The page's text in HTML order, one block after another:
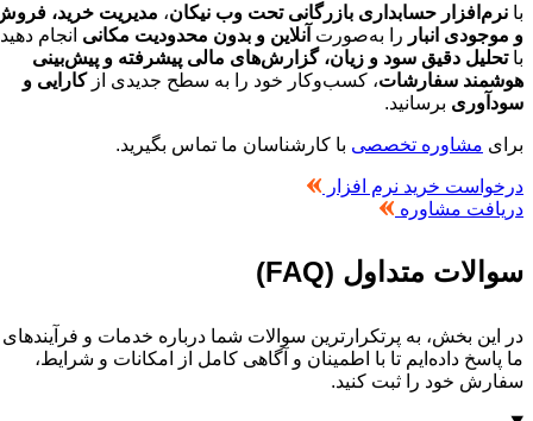
بانرم‌افزار حسابداری بازرگانی تحت وب نیکان،مدیریت خرید، فروش
و موجودی انباررا به‌صورتآنلاین و بدون محدودیت مکانی انجام دهید.
باتحلیل دقیق سود و زیان، گزارش‌های مالی پیشرفته و پیش‌بینی
هوشمند سفارشات، کسب‌وکار خود را به سطح جدیدی از کارایی و
سودآوریبرسانید.
برایمشاوره تخصصی با کارشناسان ما تماس بگیرید.
درخواست خرید نرم افزار
دریافت مشاوره
سوالات متداول (FAQ)
در این بخش، به پرتکرارترین سوالات شما درباره خدمات و فرآیندهای
ما پاسخ داده‌ایم تا با اطمینان و آگاهی کامل از امکانات و شرایط،
سفارش خود را ثبت کنید.